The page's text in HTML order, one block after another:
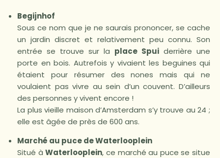
Begijnhof
Sous ce nom que je ne saurais prononcer, se cache
un jardin discret et relativement peu connu. Son
entrée se trouve sur la place Spui derrière une
porte en bois. Autrefois y vivaient les beguines qui
étaient pour résumer des nones mais qui ne
voulaient pas vivre au sein d’un couvent. D’ailleurs
des personnes y vivent encore !
La plus vieille maison d’Amsterdam s’y trouve au 24 ;
elle est âgée de près de 600 ans.
Marché au puce de Waterlooplein
Situé àWaterlooplein, ce marché au puce se situe